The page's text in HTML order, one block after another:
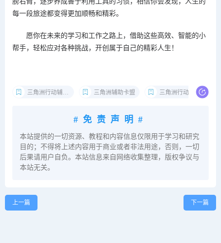
每一段旅途都变得更加顺畅和精彩。
愿你在未来的学习和工作之路上，借助这些高效、智能的小
帮手，轻松应对各种挑战，开创属于自己的精彩人生！
三角洲行动辅助卡盟 三角洲辅助卡盟 三角洲行动卡盟
#免责声明#
本站提供的一切资源、教程和内容信息仅限用于学习和研究
目的；不得将上述内容用于商业或者非法用途，否则，一切
后果请用户自负。本站信息来自网络收集整理，版权争议与
本站无关。
上一篇 下一篇